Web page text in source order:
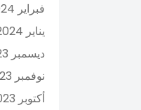
فبراير 2024
يناير 2024
ديسمبر 2023
نوفمبر 2023
أكتوبر 2023